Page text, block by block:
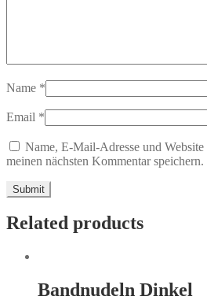
Name *
Email *
Name, E-Mail-Adresse und
meinen nächsten Kommentar speichern.
Related products
Bandnudeln Dinkel